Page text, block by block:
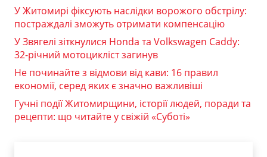
У Житомирі фіксують наслідки ворожого обстрілу:
постраждалі зможуть отримати компенсацію
У Звягелі зіткнулися Honda та Volkswagen Caddy:
32-річний мотоцикліст загинув
Не починайте з відмови від кави: 16 правил
економії, серед яких є значно важливіші
Гучні події Житомирщини, історії людей, поради та
рецепти: що читайте у свіжій «Суботі»